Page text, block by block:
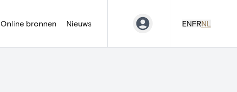
Online bronnen Nieuws ENFRNL